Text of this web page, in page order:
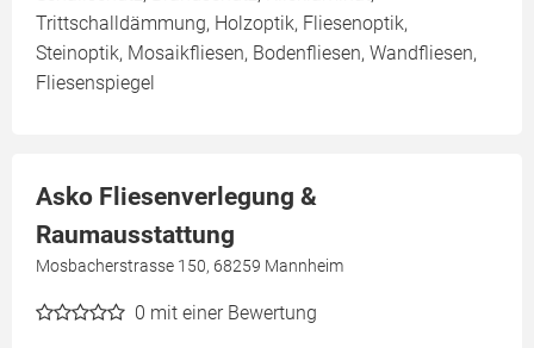
Trittschalldämmung, Holzoptik, Fliesenoptik,
Steinoptik, Mosaikfliesen, Bodenfliesen, Wandfliesen,
Fliesenspiegel
Asko Fliesenverlegung &
Raumausstattung
Mosbacherstrasse 150, 68259 Mannheim
0 mit einer Bewertung